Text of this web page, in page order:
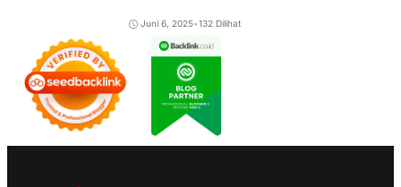
Juni 6, 2025•132 Dilihat